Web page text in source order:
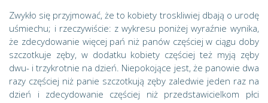
Zwykło się przyjmować, że to kobiety troskliwiej dbają o urodę
uśmiechu; i rzeczywiście: z wykresu poniżej wyraźnie wynika,
że zdecydowanie więcej pań niż panów częściej w ciągu doby
szczotkuje zęby, w dodatku kobiety częściej też myją zęby
dwu- i trzykrotnie na dzień. Niepokojące jest, że panowie dwa
razy częściej niż panie szczotkują zęby zaledwie jeden raz na
dzień i zdecydowanie częściej niż przedstawicielkom płci